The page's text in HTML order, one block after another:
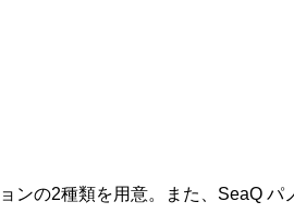
ンの2種類を用意。また、SeaQ パ